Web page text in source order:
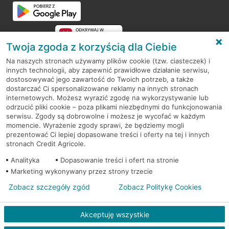
RODO
Regulamin serwisu
Mapa serwisu
PolitykaCookies
© 2026 Credit Agricole Bank Polska S.A. Wszelkie prawa zastrzeżone
Twoja zgoda z korzyścią dla Ciebie
Na naszych stronach używamy plików cookie (tzw. ciasteczek) i
innych technologii, aby zapewnić prawidłowe działanie serwisu,
dostosowywać jego zawartość do Twoich potrzeb, a także
dostarczać Ci spersonalizowane reklamy na innych stronach
internetowych. Możesz wyrazić zgodę na wykorzystywanie lub
odrzucić pliki cookie – poza plikami niezbędnymi do funkcjonowania
serwisu. Zgody są dobrowolne i możesz je wycofać w każdym
momencie. Wyrażenie zgody sprawi, że będziemy mogli
prezentować Ci lepiej dopasowane treści i oferty na tej i innych
stronach Credit Agricole.
Analityka
Dopasowanie treści i ofert na stronie
Marketing wykonywany przez strony trzecie
Akceptuję wszystkie
Zobacz szczegóły zgód Zobacz Politykę Cookies